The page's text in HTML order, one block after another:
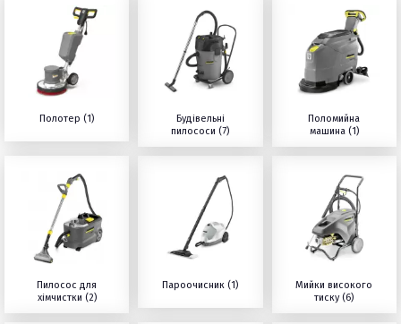
Полотер (1)
Будівельні
пилососи (7)
Поломийна
машина (1)
Пилосос для
хімчистки (2)
Пароочисник (1)
Мийки високого
тиску (6)